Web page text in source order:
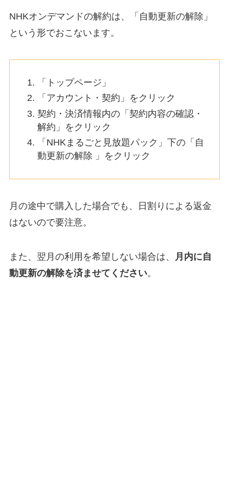
NHKオンデマンドの解約は、「自動更新の解除」
という形でおこないます。
「トップページ」
「アカウント・契約」をクリック
契約・決済情報内の「契約内容の確認・
解約」をクリック
「NHKまるごと見放題パック」下の「自
動更新の解除 」をクリック
月の途中で購入した場合でも、日割りによる返金
はないので要注意。
また、翌月の利用を希望しない場合は、
月内に自
動更新の解除を済ませてください。